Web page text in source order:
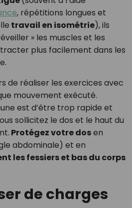
, répétitions longues et
travail en isométrie), ils
» les muscles et les
plus facilement dans les
de réaliser les exercices avec
mouvement exécuté.
est d’être trop rapide et
sollicitez le dos et le haut du
Protégez votre dosen
abdominale) et en
les fessiers et bas du corps
de charges